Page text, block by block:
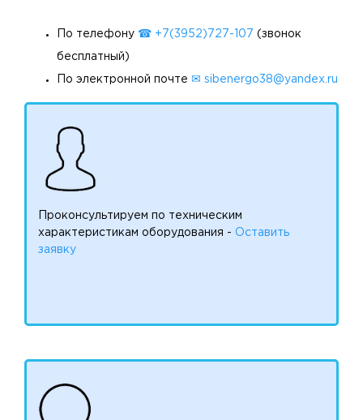
По телефону ☎ +7(3952)727-107 (звонок
бесплатный)
По электронной почте ✉ sibenergo38@yandex.ru
Проконсультируем по техническим
характеристикам оборудования - Оставить
заявку